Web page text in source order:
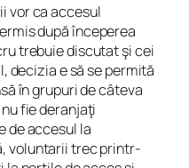
vor ca accesul
după începerea
trebuie discutat şi cei
decizia e să se permită
în grupuri de câteva
fie deranjaţi
de accesul la
voluntarii trec printr-